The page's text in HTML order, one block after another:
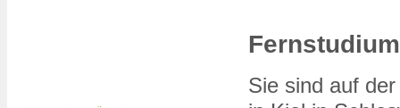
Sie sind auf